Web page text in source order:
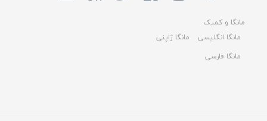
مانگا و کمیک
مانگا انگلیسی
مانگا ژاپنی
مانگا فارسی